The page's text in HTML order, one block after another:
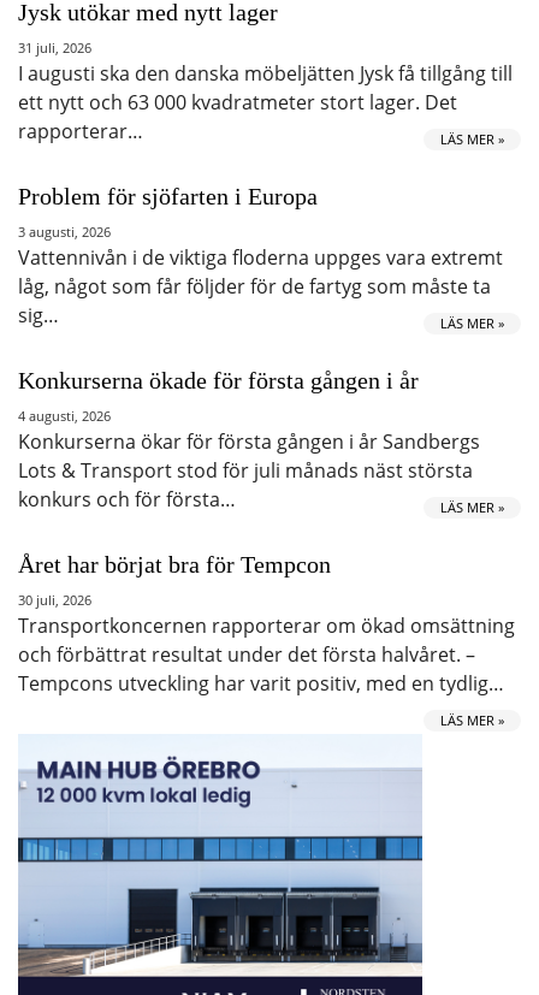
Jysk utökar med nytt lager
31 juli, 2026
I augusti ska den danska möbeljätten Jysk få tillgång till
ett nytt och 63 000 kvadratmeter stort lager. Det
rapporterar…
LÄS MER »
Problem för sjöfarten i Europa
3 augusti, 2026
Vattennivån i de viktiga floderna uppges vara extremt
låg, något som får följder för de fartyg som måste ta
sig…
LÄS MER »
Konkurserna ökade för första gången i år
4 augusti, 2026
Konkurserna ökar för första gången i år Sandbergs
Lots & Transport stod för juli månads näst största
konkurs och för första…
LÄS MER »
Året har börjat bra för Tempcon
30 juli, 2026
Transportkoncernen rapporterar om ökad omsättning
och förbättrat resultat under det första halvåret. –
Tempcons utveckling har varit positiv, med en tydlig…
LÄS MER »